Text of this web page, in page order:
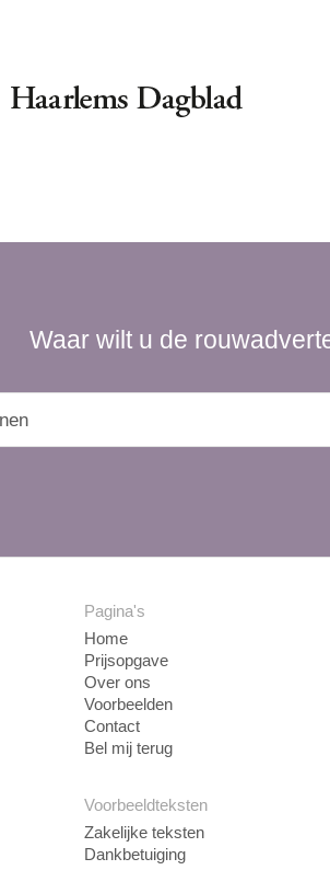
Waar wilt u de
Pagina's
Home
Prijsopgave
Over ons
Voorbeelden
Contact
Bel mij terug
Voorbeeldteksten
Zakelijke teksten
Dankbetuiging